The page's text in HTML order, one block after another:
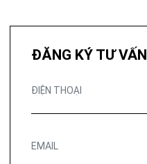
ĐĂNG KÝ TƯ VẤN